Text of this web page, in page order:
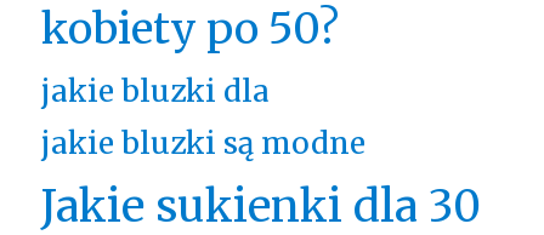
kobiety po 50?
jakie bluzki dla
jakie bluzki są modne
Jakie sukienki dla 30